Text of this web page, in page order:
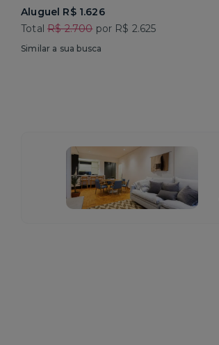
Aluguel R$ 1.626
TotalR$ 2.700por R$ 2.625
Similar a sua busca